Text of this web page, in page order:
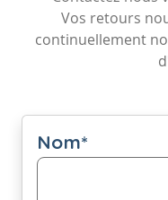
Vos retours
continuellement
Nom*